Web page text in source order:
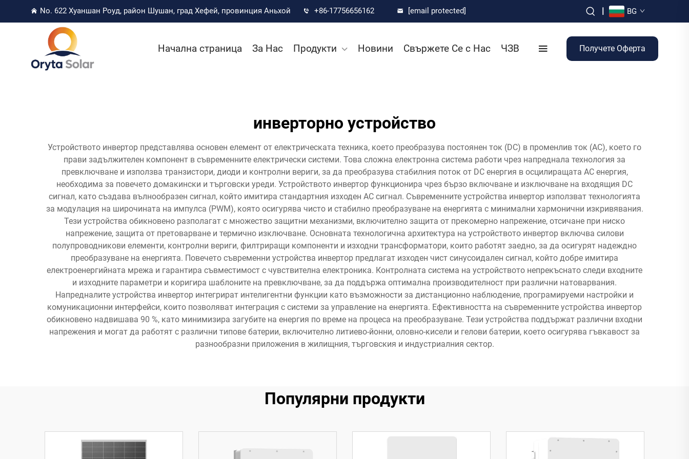
No. 622 Хуаншан Роуд, район Шушан, град Хефей, провинция Аньхой +86-17756656162 [email protected] | BG
Начална страница За Нас Продукти Новини Свържете Се с Нас ЧЗВ Получете Оферта
инверторно устройство
Устройството инвертор представлява основен елемент от електрическата техника, което преобразува постоянен ток (DC) в променлив ток (AC), което го
прави задължителен компонент в съвременните електрически системи. Това сложна електронна система работи чрез напреднала технология за
превключване и използва транзистори, диоди и контролни вериги, за да преобразува стабилния поток от DC енергия в осцилиращата AC енергия,
необходима за повечето домакински и търговски уреди. Устройството инвертор функционира чрез бързо включване и изключване на входящия DC
сигнал, като създава вълнообразен сигнал, който имитира стандартния изходен AC сигнал. Съвременните устройства инвертор използват технологията
за модулация на широчината на импулса (PWM), която осигурява чисто и стабилно преобразуване на енергията с минимални хармонични изкривявания.
Тези устройства обикновено разполагат с множество защитни механизми, включително защита от прекомерно напрежение, отсичане при ниско
напрежение, защита от претоварване и термично изключване. Основната технологична архитектура на устройството инвертор включва силови
полупроводникови елементи, контролни вериги, филтриращи компоненти и изходни трансформатори, които работят заедно, за да осигурят надеждно
преобразуване на енергията. Повечето съвременни устройства инвертор предлагат изходен чист синусоидален сигнал, който добре имитира
електроенергийната мрежа и гарантира съвместимост с чувствителна електроника. Контролната система на устройството непрекъснато следи входните
и изходните параметри и коригира шаблоните на превключване, за да поддържа оптимална производителност при различни натоварвания.
Напредналите устройства инвертор интегрират интелигентни функции като възможности за дистанционно наблюдение, програмируеми настройки и
комуникационни интерфейси, които позволяват интеграция с системи за управление на енергията. Ефективността на съвременните устройства инвертор
обикновено надвишава 90 %, като минимизира загубите на енергия по време на процеса на преобразуване. Тези устройства поддържат различни входни
напрежения и могат да работят с различни типове батерии, включително литиево-йонни, оловно-кисели и гелови батерии, което осигурява гъвкавост за
разнообразни приложения в жилищния, търговския и индустриалния сектор.
Популярни продукти